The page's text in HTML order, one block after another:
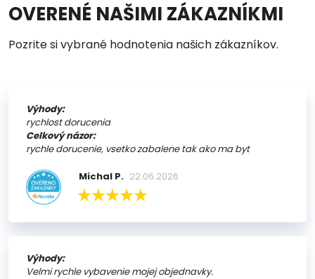
OVERENÉ NAŠIMI ZÁKAZNÍKMI
Pozrite si vybrané hodnotenia našich zákazníkov.
Výhody:
rychlost dorucenia
Celkový názor:
rychle dorucenie, vsetko zabalene tak ako ma byt
Michal P. 22.06.2026
Výhody:
Velmi rychle vybavenie mojej objednavky.